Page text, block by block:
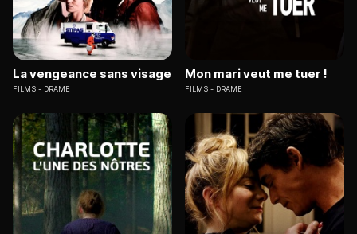
La vengeance sans visage
FILMS DRAME
Mon mari veut me tuer !
FILMS DRAME